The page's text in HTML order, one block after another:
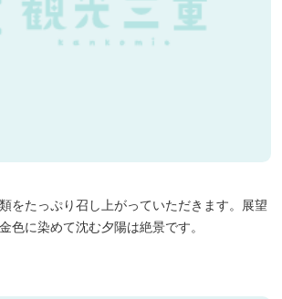
をたっぷり召し上がっていただきます。展望
色に染めて沈む夕陽は絶景です。